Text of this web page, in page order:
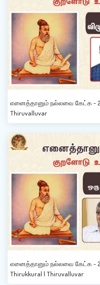
எனைத்தானும் நல்லவை கேட்க - 23,
Thiruvalluvar
எனைத்தானும் நல்லவை கேட்க - 22,
Thirukkural | Thiruvalluvar